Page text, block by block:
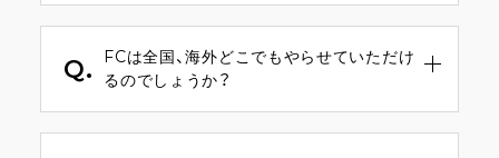
A.
する評価基準を採用しています。
Q.
FCは全国、海外どこでもやらせていただけ
るのでしょうか？
A.